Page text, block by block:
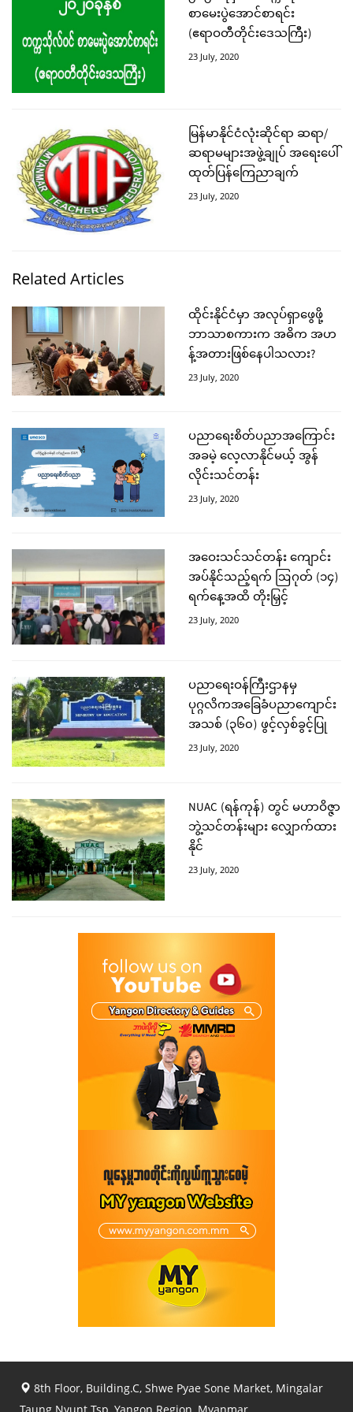
စာမေးပွဲအောင်စာရင်း
(ဧရာဝတီတိုင်းဒေသကြီး)
23 July, 2020
မြန်မာနိုင်ငံလုံးဆိုင်ရာ ဆရာ/
ဆရာမများအဖွဲ့ချုပ် အရေးပေါ်
ထုတ်ပြန်ကြေညာချက်
23 July, 2020
Related Articles
ထိုင်းနိုင်ငံမှာ အလုပ်ရှာဖွေဖို့
ဘာသာစကားက အဓိက အဟ
န့်အတားဖြစ်နေပါသလား?
23 July, 2020
ပညာရေးစိတ်ပညာအကြောင်း
အခမဲ့ လေ့လာနိုင်မယ့် အွန်
လိုင်းသင်တန်း
23 July, 2020
အဝေးသင်သင်တန်း ကျောင်း
အပ်နိုင်သည့်ရက် ဩဂုတ် (၁၄)
ရက်နေ့အထိ တိုးမြှင့်
23 July, 2020
ပညာရေးဝန်ကြီးဌာနမှ
ပုဂ္ဂလိကအခြေခံပညာကျောင်း
အသစ် (၃၆၀) ဖွင့်လှစ်ခွင့်ပြု
23 July, 2020
NUAC (ရန်ကုန်) တွင် မဟာဝိဇ္ဇာ
ဘွဲ့သင်တန်းများ လျှောက်ထား
နိုင်
23 July, 2020
8th Floor, Building.C, Shwe Pyae Sone Market, Mingalar